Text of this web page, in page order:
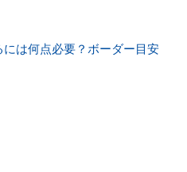
は何点必要？ボーダー目安